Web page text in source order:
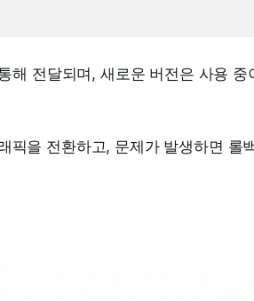
해 전달되며, 새로운 버전은 사용 중
픽을 전환하고, 문제가 발생하면 롤